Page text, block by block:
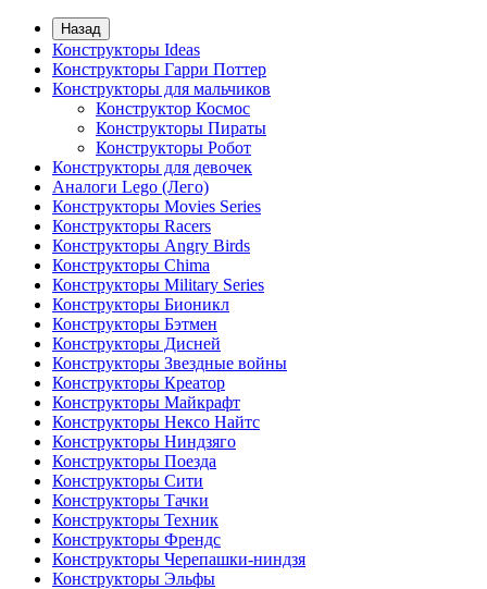
Назад
Конструкторы Ideas
Конструкторы Гарри Поттер
Конструкторы для мальчиков
Конструктор Космос
Конструкторы Пираты
Конструкторы Робот
Конструкторы для девочек
Аналоги Lego (Лего)
Конструкторы Movies Series
Конструкторы Racers
Конструкторы Angry Birds
Конструкторы Chima
Конструкторы Military Series
Конструкторы Бионикл
Конструкторы Бэтмен
Конструкторы Дисней
Конструкторы Звездные войны
Конструкторы Креатор
Конструкторы Майкрафт
Конструкторы Нексо Найтс
Конструкторы Ниндзяго
Конструкторы Поезда
Конструкторы Сити
Конструкторы Тачки
Конструкторы Техник
Конструкторы Френдс
Конструкторы Черепашки-ниндзя
Конструкторы Эльфы